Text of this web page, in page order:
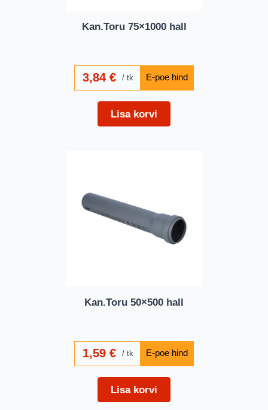
Kan.Toru 75×1000 hall
3,84€ tk
Lisa korvi
Kan.Toru 50×500 hall
1,59€ tk
Lisa korvi